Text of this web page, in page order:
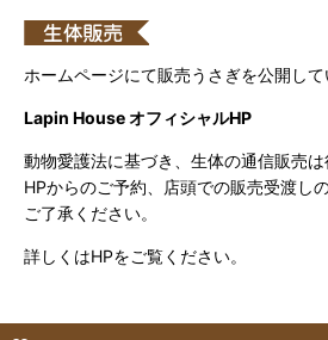
ホームページにて販売うさぎを公開して
Lapin House オフィシャルHP
動物愛護法に基づき、生体の通信販売は
HPからのご予約、店頭での販売受渡し
ご了承ください。
詳しくはHPをご覧ください。